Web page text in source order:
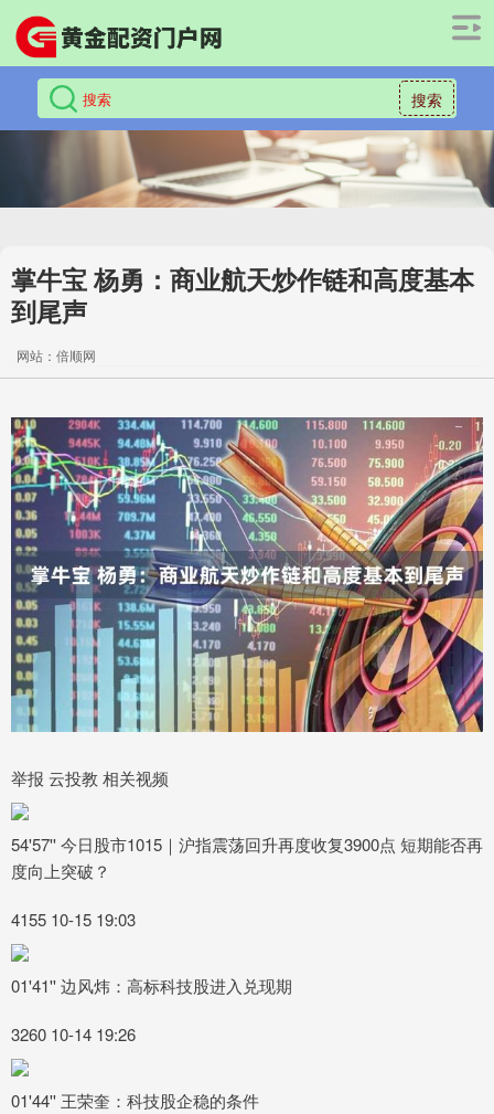
搜索
掌牛宝 杨勇：商业航天炒作链和高度基本
到尾声
网站：倍顺网
举报 云投教 相关视频
54'57'' 今日股市1015｜沪指震荡回升再度收复3900点 短期能否再
度向上突破？
4155 10-15 19:03
01'41'' 边风炜：高标科技股进入兑现期
3260 10-14 19:26
01'44'' 王荣奎：科技股企稳的条件